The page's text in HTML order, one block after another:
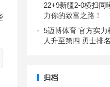
22+9新疆2-0横扫同
力你的致富之路！
5迈博体育 官方实力
人升至第四 勇士排
归档